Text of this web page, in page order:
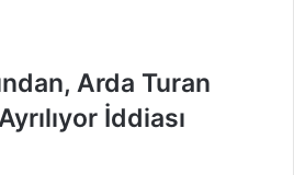
Arda Turan
İddiası